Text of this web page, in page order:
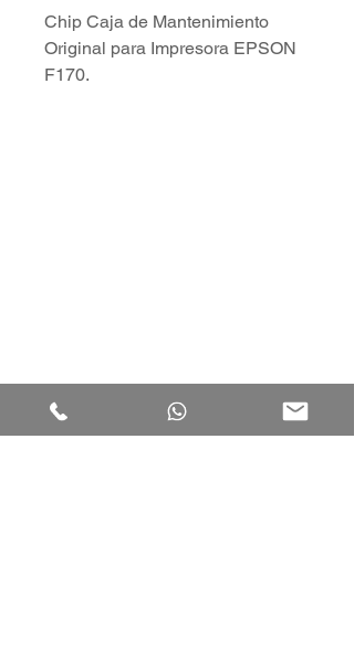
Chip Caja de Mantenimiento
Original para Impresora EPSON
F170.